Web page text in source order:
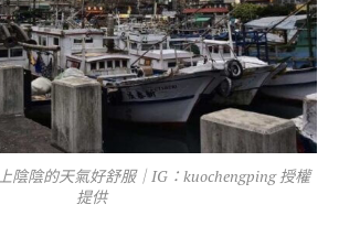
陰陰的天氣好舒服｜IG：kuochengping 授權
提供